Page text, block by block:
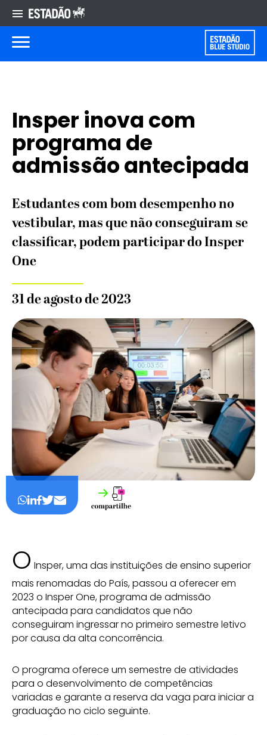
Insper inova com
programa de
admissão antecipada
Estudantes com bom desempenho no
vestibular, mas que não conseguiram se
classificar, podem participar do Insper
One
31 de agosto de 2023
O Insper, uma das instituições de ensino superior
mais renomadas do País, passou a oferecer em
2023 o Insper One, programa de admissão
antecipada para candidatos que não
conseguiram ingressar no primeiro semestre letivo
por causa da alta concorrência.
O programa oferece um semestre de atividades
para o desenvolvimento de competências
variadas e garante a reserva da vaga para iniciar a
graduação no ciclo seguinte.